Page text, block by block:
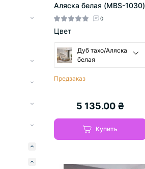
Аляска белая (MBS-1030)
Цвет
Дуб тахо/Аляска
белая
Предзаказ
0
5 135.00 ₴
Купить